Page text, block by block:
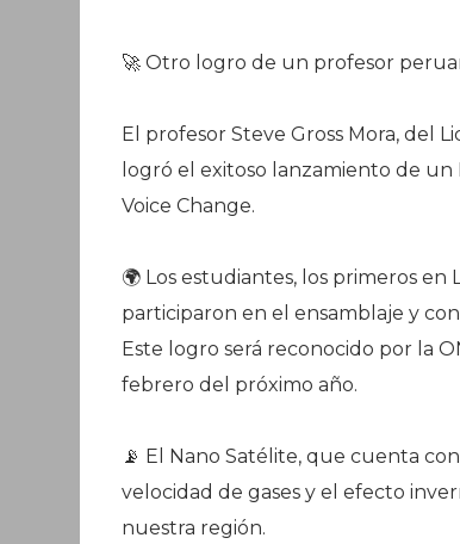
🚀 Otro logro de un profesor
El profesor Steve Gross Mora, del
logró el exitoso lanzamiento de un
Voice Change.
🌍 Los estudiantes, los primeros
participaron en el ensamblaje y
Este logro será reconocido por la
febrero del próximo año.
📡 El Nano Satélite, que cuenta
velocidad de gases y el efecto
nuestra región.